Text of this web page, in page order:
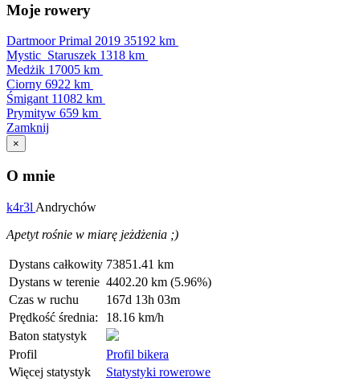
Moje rowery
Dartmoor Primal 2019 35192 km
Mystic_Staruszek 1318 km
Medżik 17005 km
Ciorny 6922 km
Śmigant 11082 km
Prymityw 659 km
Zamknij
×
O mnie
k4r3l Andrychów
Apetyt rośnie w miarę jeżdżenia ;)
Dystans całkowity 73851.41 km
Dystans w terenie 4402.20 km (5.96%)
Czas w ruchu
167d 13h 03m
Prędkość średnia:
18.16 km/h
Baton statystyk
Profil
Profil bikera
Więcej statystyk
Statystyki rowerowe